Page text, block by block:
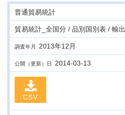
普通貿易統計
貿易統計_全国分 / 品別国別表 / 輸出
調査年月 2013年12月
公開（更新）日 2014-03-13
CSV